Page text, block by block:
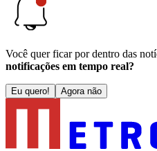
Você quer ficar por dentro das
notificações em tempo real?
Eu quero! Agora não